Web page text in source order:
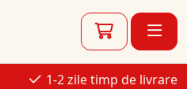
1-2 zile timp de livrare